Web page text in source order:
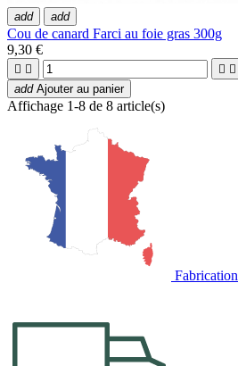
add add
Cou de canard Farci au foie gras 300g
9,30 €
   
add Ajouter au panier
Affichage 1-8 de 8 article(s)
Fabrication